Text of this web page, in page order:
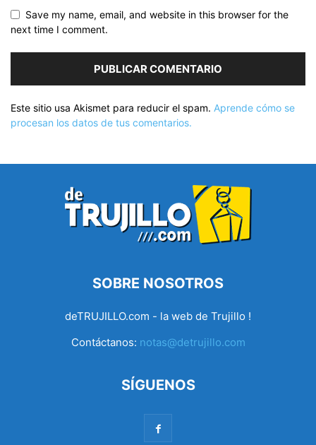
Save my name, email, and website in this browser for the
next time I comment.
Este sitio usa Akismet para reducir el spam. Aprende cómo se
procesan los datos de tus comentarios.
SOBRE NOSOTROS
deTRUJILLO.com - la web de Trujillo !
Contáctanos: notas@detrujillo.com
SÍGUENOS